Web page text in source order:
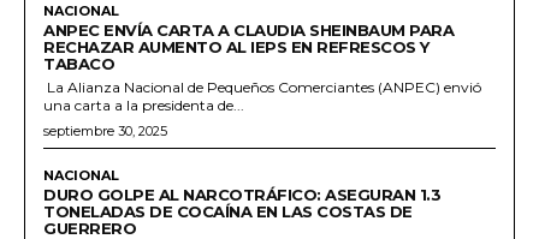
NACIONAL
ANPEC ENVÍA CARTA A CLAUDIA SHEINBAUM PARA
RECHAZAR AUMENTO AL IEPS EN REFRESCOS Y
TABACO
La Alianza Nacional de Pequeños Comerciantes (ANPEC) envió
una carta a la presidenta de...
septiembre 30, 2025
NACIONAL
DURO GOLPE AL NARCOTRÁFICO: ASEGURAN 1.3
TONELADAS DE COCAÍNA EN LAS COSTAS DE
GUERRERO